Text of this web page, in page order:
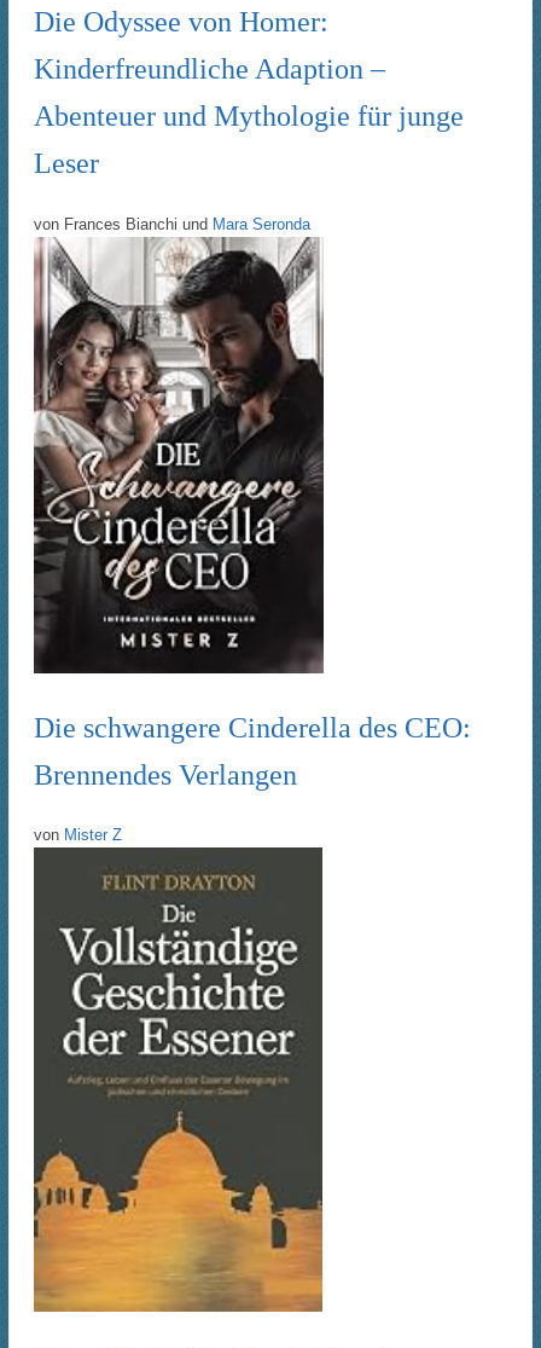
Die Odyssee von Homer:
Kinderfreundliche Adaption –
Abenteuer und Mythologie für junge
Leser
von Frances Bianchi und Mara Seronda
Die schwangere Cinderella des CEO:
Brennendes Verlangen
von Mister Z